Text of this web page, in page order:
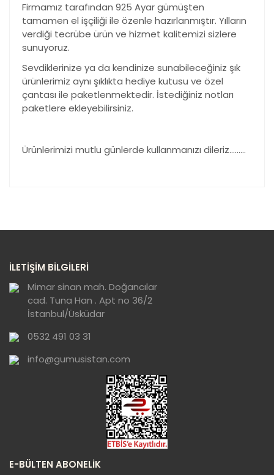
Firmamız tarafından 925 Ayar gümüşten
tamamen el işçiliği ile özenle hazırlanmıştır. Yılların
verdiği tecrübe ürün ve hizmet kalitemizi sizlere
sunuyoruz.
Sevdiklerinize ya da kendinize sunabileceğiniz şık
ürünlerimiz aynı şıklıkta hediye kutusu ve özel
çantası ile paketlenmektedir. İstediğiniz notları
paketlere ekleyebilirsiniz.
Ürünlerimizi mutlu günlerde kullanmanızı dileriz………
süper
Yorum Yaz
görüntülenemiyor.
Ürün açıklamasında eksik bilgiler bulunuyor.
Ürün bilgilerinde hatalar bulunuyor.
Ürün fiyatı diğer sitelerden daha pahalı.
Bu ürüne benzer farklı alternatifler olmalı.
Gönder
İLETİŞİM BİLGİLERİ
Mimar sinan mah. Doğancılar
cad. Tuna Han . Apt no 36/2
İstanbul/Üsküdar
0532 491 03 31
info@gumusistan.com
E-BÜLTEN ABONELİK